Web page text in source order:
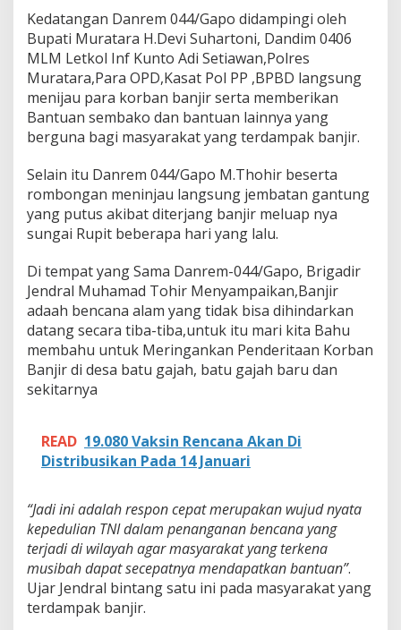
a
n
r
e
m
0
4
/
a
p
o
S
a
u
r
a
n
t
u
a
r
g
o
b
n
B
Kedatangan Danrem 044/Gapo didampingi oleh
Bupati Muratara H.Devi Suhartoni, Dandim 0406
MLM Letkol Inf Kunto Adi Setiawan,Polres
Muratara,Para OPD,Kasat Pol PP ,BPBD langsung
menijau para korban banjir serta memberikan
Bantuan sembako dan bantuan lainnya yang
berguna bagi masyarakat yang terdampak banjir.
Selain itu Danrem 044/Gapo M.Thohir beserta
rombongan meninjau langsung jembatan gantung
yang putus akibat diterjang banjir meluap nya
sungai Rupit beberapa hari yang lalu.
Di tempat yang Sama Danrem-044/Gapo, Brigadir
Jendral Muhamad Tohir Menyampaikan,Banjir
adaah bencana alam yang tidak bisa dihindarkan
datang secara tiba-tiba,untuk itu mari kita Bahu
membahu untuk Meringankan Penderitaan Korban
Banjir di desa batu gajah, batu gajah baru dan
sekitarnya
READ 19.080 Vaksin Rencana Akan Di
Distribusikan Pada 14 Januari
“Jadi ini adalah respon cepat merupakan wujud nyata
kepedulian TNI dalam penanganan bencana yang
terjadi di wilayah agar masyarakat yang terkena
musibah dapat secepatnya mendapatkan bantuan”.
Ujar Jendral bintang satu ini pada masyarakat yang
terdampak banjir.